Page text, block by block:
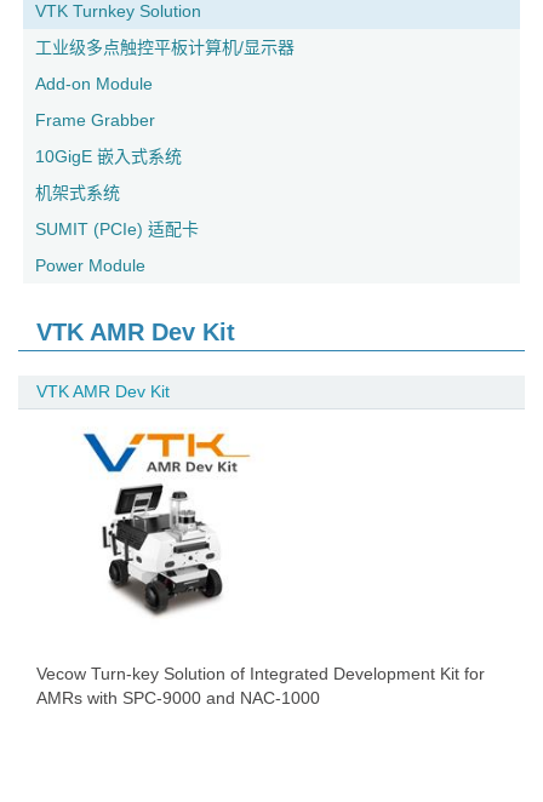
VTK Turnkey Solution
工业级多点触控平板计算机/显示器
Add-on Module
Frame Grabber
10GigE 嵌入式系统
机架式系统
SUMIT (PCIe) 适配卡
Power Module
VTK AMR Dev Kit
VTK AMR Dev Kit
Vecow Turn-key Solution of Integrated Development Kit for
AMRs with SPC-9000 and NAC-1000